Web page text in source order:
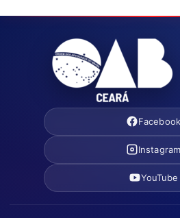
Facebook
Instagram
YouTube